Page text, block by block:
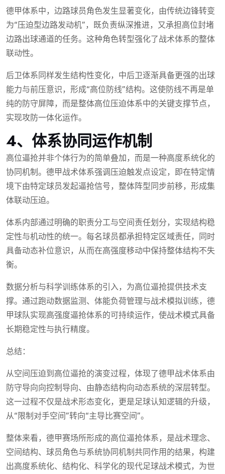
德甲体系中，边路球员角色发生显著变化，由传统边锋转变
为“压迫型边路发动机”，既负责纵深推进，又承担高位封堵
边路出球通道的任务。这种角色转型强化了战术体系的整体
联动性。
后卫体系同样发生结构性变化，中后卫逐渐具备更强的出球
能力与前压意识，形成“高位防线”结构。这使防线不再是单
纯的防守屏障，而是整体高位压迫体系中的关键支撑节点，
实现攻防一体化运作。
4、体系协同运作机制
高位逼抢并非个体行为的简单叠加，而是一种高度系统化的
协同机制。德甲战术体系强调压迫触发点设定，即在特定情
境下由特定球员发起逼抢信号，整体阵型同步前移，形成集
体联动压迫。
体系内部通过明确的职责分工与空间责任划分，实现结构稳
定性与机动性的统一。每名球员都承担特定区域责任，同时
具备动态补位意识，从而在高强度移动中保持整体结构不失
衡。
数据分析与科学训练体系的引入，为高位逼抢提供技术支
撑。通过跑动数据监测、体能负荷管理与战术模拟训练，德
甲球队实现高强度逼抢体系的可持续运作，使战术模式具备
长期稳定性与执行精度。
总结：
从空间压迫到高位逼抢的演变过程，体现了德甲战术体系由
防守导向向控制导向、由静态结构向动态系统的深层转型。
这一过程不仅是战术形态变化，更是足球认知逻辑的升级，
从“限制对手空间”转向“主导比赛空间”。
整体来看，德甲赛场所形成的高位逼抢体系，是战术理念、
空间结构、球员角色与系统协同机制共同作用的结果，构建
出高度系统化、结构化、科学化的现代足球战术模式，为世